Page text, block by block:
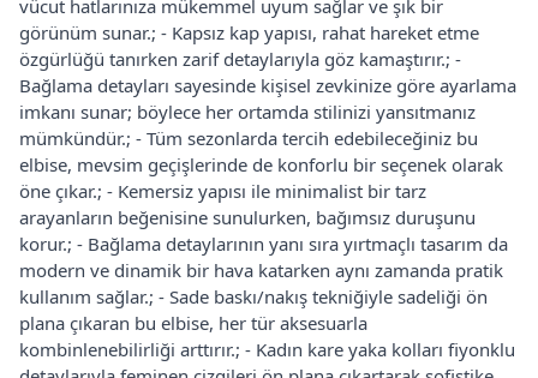
vücut hatlarınıza mükemmel uyum sağlar ve şık bir
görünüm sunar.; - Kapsız kap yapısı, rahat hareket etme
özgürlüğü tanırken zarif detaylarıyla göz kamaştırır.; -
Bağlama detayları sayesinde kişisel zevkinize göre ayarlama
imkanı sunar; böylece her ortamda stilinizi yansıtmanız
mümkündür.; - Tüm sezonlarda tercih edebileceğiniz bu
elbise, mevsim geçişlerinde de konforlu bir seçenek olarak
öne çıkar.; - Kemersiz yapısı ile minimalist bir tarz
arayanların beğenisine sunulurken, bağımsız duruşunu
korur.; - Bağlama detaylarının yanı sıra yırtmaçlı tasarım da
modern ve dinamik bir hava katarken aynı zamanda pratik
kullanım sağlar.; - Sade baskı/nakış tekniğiyle sadeliği ön
plana çıkaran bu elbise, her tür aksesuarla
kombinlenebilirliği arttırır.; - Kadın kare yaka kolları fiyonklu